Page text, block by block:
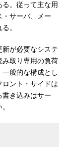
。従って主な用
サーバ、メー
。
が必要なシステ
み取り専用の負荷
般的な構成とし
ント・サイドは
き込みはサー